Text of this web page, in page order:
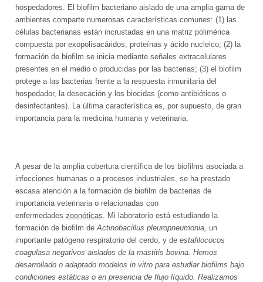
INSUMOS
Higiene de manos y piel
Desinfección
Detergentes
Control de Biofilm
EQUIPAMIENTOS
Equipos para Control de infecciones
Máquinas de anestesia y Bombas de infusión
Seguridad
SISTEMAS
Accesibilidad, alerta, control, medición y
monitoreo
SERVICIOS
Servicio técnico
Alquiler de máquinas de anestesia
DESARROLLOS
NOVEDADES
Videos
Videos institucionales
Videos de productos
Webinars
Noticias de interés
Compromiso Social
QUIENES SOMOS
Quiénes Somos
Responsabilidad Social Empresaria
Premios
CONTACTO
Contact us
hospedadores. El biofilm bacteriano aislado de una amplia gama de
ambientes comparte numerosas características comunes: (1) las
células bacterianas están incrustadas en una matriz polimérica
compuesta por exopolisacáridos, proteínas y ácido nucleico; (2) la
formación de biofilm se inicia mediante señales extracelulares
presentes en el medio o producidas por las bacterias; (3) el biofilm
protege a las bacterias frente a la respuesta inmunitaria del
hospedador, la desecación y los biocidas (como antibióticos o
desinfectantes). La última característica es, por supuesto, de gran
importancia para la medicina humana y veterinaria.
A pesar de la amplia cobertura científica de los biofilms asociada a
infecciones humanas o a procesos industriales, se ha prestado
escasa atención a la formación de biofilm de bacterias de
importancia veterinaria o relacionadas con
enfermedades zoonóticas . Mi laboratorio está estudiando la
formación de biofilm de Actinobacillus pleuropneumonia, un
importante patógeno respiratorio del cerdo, y de estafilococos
coagulasa negativos aislados de la mastitis bovina. Hemos
desarrollado o adaptado modelos in vitro para estudiar biofilms bajo
condiciones estáticas o en presencia de flujo líquido. Realizamos